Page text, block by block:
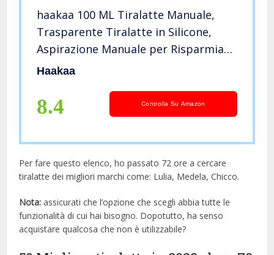
haakaa 100 ML Tiralatte Manuale,
Trasparente Tiralatte in Silicone,
Aspirazione Manuale per Risparmiare
Latte, Sano e Innocuo
Haakaa
8.4 Controlla Su Amazon
Per fare questo elenco, ho passato 72 ore a cercare
tiralatte dei migliori marchi come: Lulia, Medela, Chicco.
Nota: assicurati che l’opzione che scegli abbia tutte le
funzionalità di cui hai bisogno. Dopotutto, ha senso
acquistare qualcosa che non è utilizzabile?